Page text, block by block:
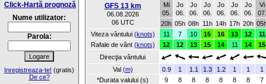
Click-Hartă prognoză
Nume utilizator:
Parola:
Inregistreaza-te! (gratis)
De ce?
GFS 13 km
06.08.2026
06 UTC
Mi
05.
Jo
06.
Jo
06.
Jo
06.
Jo
06.
Jo
06.
Jo
06.
Vi
07.
20h 05h 08h 11h 14h 17h 20h
Viteza vântului (knots) 11 7 10 15 16 13 12
11
Rafale de vânt (knots) 12 12 13 15 14 11 14
15
Direcţia vântului
Val (m) 0.9 1 1.1 1.3 1.2 1 1
1
*Durata valului (s)
9 8 8 8 8 8 8
7